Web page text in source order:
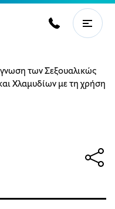
των Σεξουαλικώς
Χλαμυδίων με τη χρήση